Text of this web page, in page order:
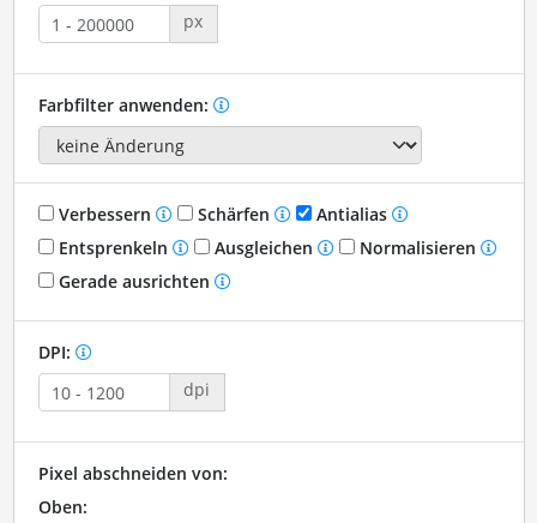
px
Farbfilter anwenden:
Verbessern Schärfen
Antialias
Entsprenkeln
Ausgleichen
Normalisieren
Gerade ausrichten
DPI:
dpi
Pixel abschneiden von:
Oben: